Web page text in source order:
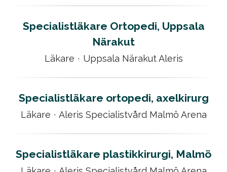
Specialistläkare Ortopedi, Uppsala
Närakut
Läkare · Uppsala Närakut Aleris
Specialistläkare ortopedi, axelkirurg
Läkare · Aleris Specialistvård Malmö Arena
Specialistläkare plastikkirurgi, Malmö